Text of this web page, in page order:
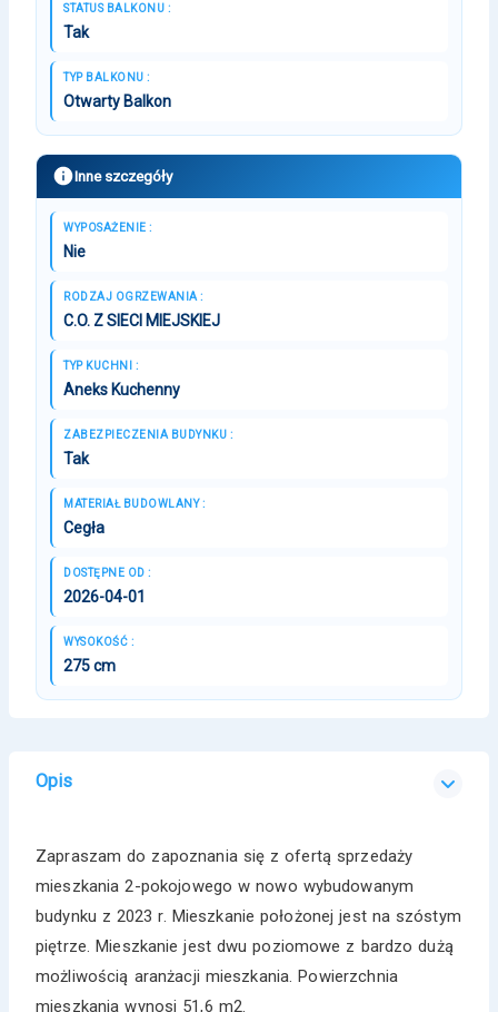
STATUS BALKONU :
Tak
TYP BALKONU :
Otwarty Balkon
Inne szczegóły
WYPOSAŻENIE :
Nie
RODZAJ OGRZEWANIA :
C.O. Z SIECI MIEJSKIEJ
TYP KUCHNI :
Aneks Kuchenny
ZABEZPIECZENIA BUDYNKU :
Tak
MATERIAŁ BUDOWLANY :
Cegła
DOSTĘPNE OD :
2026-04-01
WYSOKOŚĆ :
275 cm
Opis
Zapraszam do zapoznania się z ofertą sprzedaży
mieszkania 2-pokojowego w nowo wybudowanym
budynku z 2023 r. Mieszkanie położonej jest na szóstym
piętrze. Mieszkanie jest dwu poziomowe z bardzo dużą
możliwością aranżacji mieszkania. Powierzchnia
mieszkania wynosi 51,6 m2.